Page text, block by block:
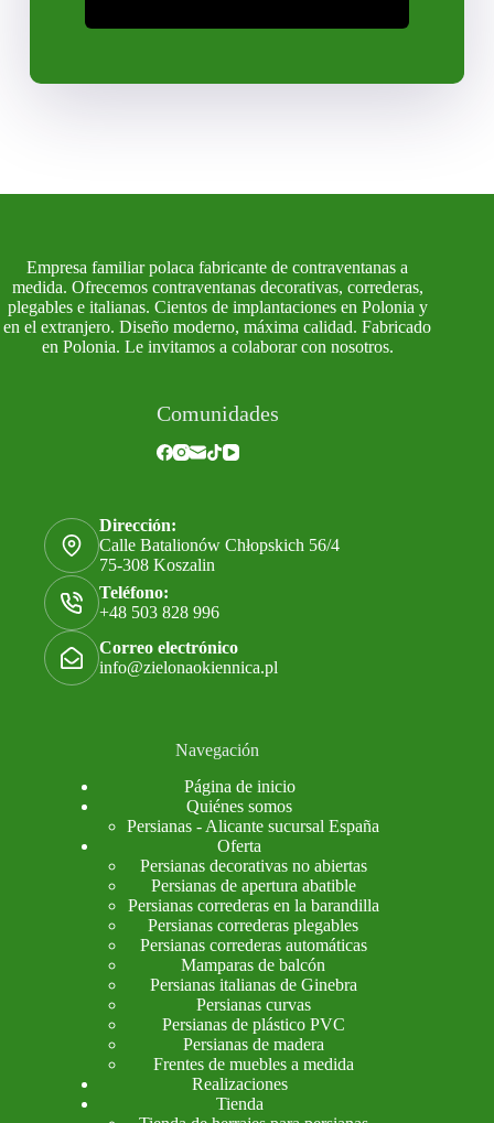
Empresa familiar polaca fabricante de contraventanas a
medida. Ofrecemos contraventanas decorativas, correderas,
plegables e italianas. Cientos de implantaciones en Polonia y
en el extranjero. Diseño moderno, máxima calidad. Fabricado
en Polonia. Le invitamos a colaborar con nosotros.
Comunidades
Dirección:
Calle Batalionów Chłopskich 56/4
75-308 Koszalin
Teléfono:
+48 503 828 996
Correo electrónico
info@zielonaokiennica.pl
Navegación
Página de inicio
Quiénes somos
Persianas - Alicante sucursal España
Oferta
Persianas decorativas no abiertas
Persianas de apertura abatible
Persianas correderas en la barandilla
Persianas correderas plegables
Persianas correderas automáticas
Mamparas de balcón
Persianas italianas de Ginebra
Persianas curvas
Persianas de plástico PVC
Persianas de madera
Frentes de muebles a medida
Realizaciones
Tienda